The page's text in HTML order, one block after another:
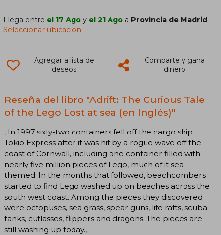
Llega entre el 17 Ago y el 21 Ago a Provincia de Madrid .
Seleccionar ubicación
Agregar a lista de
deseos
Comparte y gana
dinero
Reseña del libro "Adrift: The Curious Tale
of the Lego Lost at sea (en Inglés)"
, In 1997 sixty-two containers fell off the cargo ship
Tokio Express after it was hit by a rogue wave off the
coast of Cornwall, including one container filled with
nearly five million pieces of Lego, much of it sea
themed. In the months that followed, beachcombers
started to find Lego washed up on beaches across the
south west coast. Among the pieces they discovered
were octopuses, sea grass, spear guns, life rafts, scuba
tanks, cutlasses, flippers and dragons. The pieces are
still washing up today.,